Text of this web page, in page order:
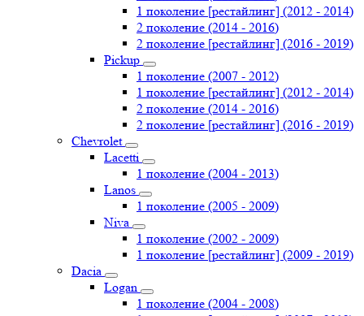
1 поколение [рестайлинг] (2012 - 2014)
2 поколение (2014 - 2016)
2 поколение [рестайлинг] (2016 - 2019)
Pickup
1 поколение (2007 - 2012)
1 поколение [рестайлинг] (2012 - 2014)
2 поколение (2014 - 2016)
2 поколение [рестайлинг] (2016 - 2019)
Chevrolet
Lacetti
1 поколение (2004 - 2013)
Lanos
1 поколение (2005 - 2009)
Niva
1 поколение (2002 - 2009)
1 поколение [рестайлинг] (2009 - 2019)
Dacia
Logan
1 поколение (2004 - 2008)